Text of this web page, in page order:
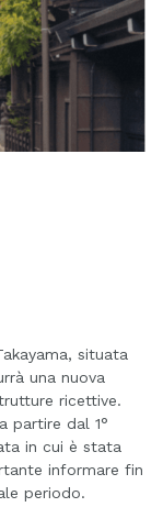
situata
una nuova
ricettive.
partire dal 1°
in cui è stata
informare fin
periodo.